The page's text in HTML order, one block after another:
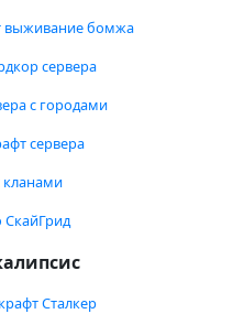
выживание бомжа
сервера
с городами
сервера
кланами
СкайГрид
Сталкер